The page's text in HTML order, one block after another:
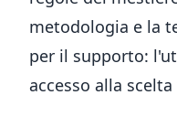
metodologia e la
per il supporto:
accesso alla